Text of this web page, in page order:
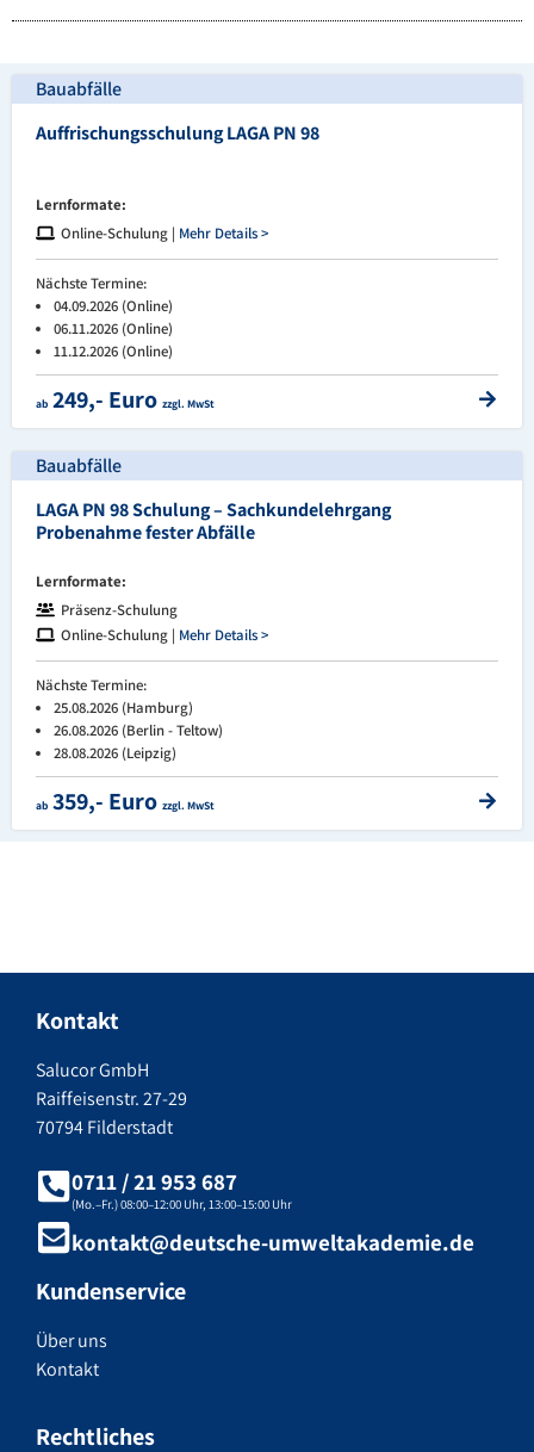
Bauabfälle
Auffrischungsschulung LAGA PN 98
Lernformate:
Online-Schulung | Mehr Details >
Nächste Termine:
04.09.2026 (Online)
06.11.2026 (Online)
11.12.2026 (Online)
ab 249,- Euro zzgl. MwSt
Bauabfälle
LAGA PN 98 Schulung – Sachkundelehrgang
Probenahme fester Abfälle
Lernformate:
Präsenz-Schulung
Online-Schulung | Mehr Details >
Nächste Termine:
25.08.2026 (Hamburg)
26.08.2026 (Berlin - Teltow)
28.08.2026 (Leipzig)
ab 359,- Euro zzgl. MwSt
Kontakt
Salucor GmbH
Raiffeisenstr. 27-29
70794 Filderstadt
0711 / 21 953 687
(Mo.–Fr.) 08:00–12:00 Uhr, 13:00–15:00 Uhr
kontakt@deutsche-umweltakademie.de
Kundenservice
Über uns
Kontakt
Rechtliches